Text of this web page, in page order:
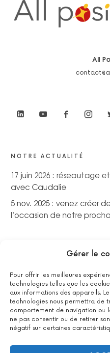
Gérer le
Pour offrir les meilleures
technologies telles que les
aux informations des appareils.
technologies nous permettra de
comportement de navigation ou
ne pas consentir ou de retirer
négatif sur certaines
All
NOTRE ACTUALITÉ
17 juin 2026 : réseautage
avec Caudalie
5 nov. 2025 : venez créer
l’occasion de notre
La certification qualité a été
suivante : actions de